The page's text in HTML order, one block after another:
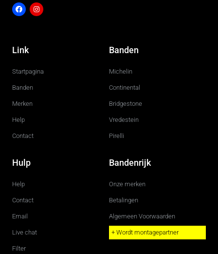
c
e
o
g
r
Link
Startpagina
Banden
Merken
Help
Contact
Banden
Michelin
Continental
Bridgestone
Vredestein
Pirelli
Hulp
Help
Contact
Email
Live chat
Filter
Bandenrijk
Onze merken
Betalingen
Algemeen Voorwaarden
+ Wordt montagepartner